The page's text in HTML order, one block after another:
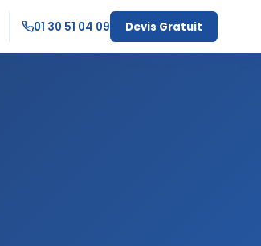
01 30 51 04 09 Devis Gratuit